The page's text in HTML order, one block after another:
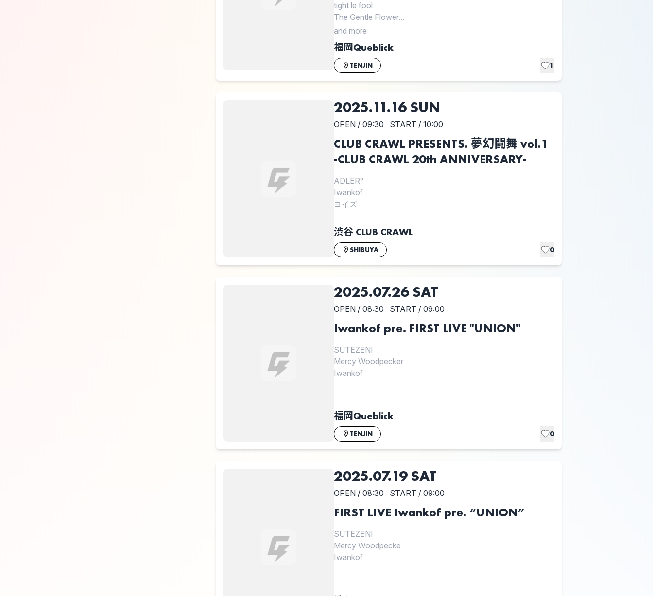
tight le fool
The Gentle Flower...
and more
福岡Queblick
TENJIN 1
2025.11.16 SUN
OPEN / 09:30 START / 10:00
CLUB CRAWL PRESENTS. 夢幻闘舞 vol.1
-CLUB CRAWL 20th ANNIVERSARY-
ADLER°
Iwankof
ヨイズ
渋谷 CLUB CRAWL
SHIBUYA 0
2025.07.26 SAT
OPEN / 08:30 START / 09:00
Iwankof pre. FIRST LIVE "UNION"
SUTEZENI
Mercy Woodpecker
Iwankof
福岡Queblick
TENJIN 0
2025.07.19 SAT
OPEN / 08:30 START / 09:00
FIRST LIVE Iwankof pre. “UNION”
SUTEZENI
Mercy Woodpecke
Iwankof